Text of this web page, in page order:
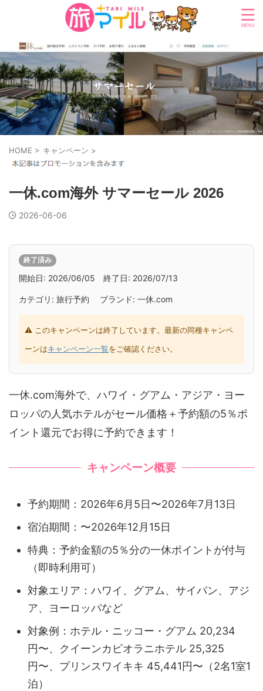
HOME > キャンペーン >
一休.com海外 サマーセール 2026
2026-06-06
終了済み
開始日: 2026/06/05 終了日: 2026/07/13
カテゴリ: 旅行予約 ブランド: 一休.com
⚠ このキャンペーンは終了しています。最新の同種キャンペ
ーンはキャンペーン一覧をご確認ください。
一休.com海外で、ハワイ・グアム・アジア・ヨー
ロッパの人気ホテルがセール価格＋予約額の5％ポ
イント還元でお得に予約できます！
キャンペーン概要
予約期間：2026年6月5日〜2026年7月13日
宿泊期間：〜2026年12月15日
特典：予約金額の5％分の一休ポイントが付与
（即時利用可）
対象エリア：ハワイ、グアム、サイパン、アジ
ア、ヨーロッパなど
対象例：ホテル・ニッコー・グアム 20,234
円〜、クイーンカピオラニホテル 25,325
円〜、プリンスワイキキ 45,441円〜（2名1室1
泊）